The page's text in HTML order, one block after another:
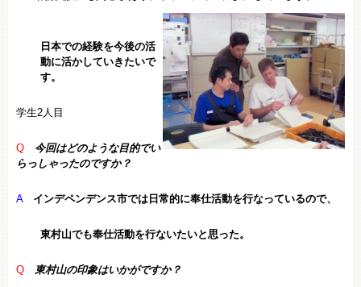
日本での経験を今後の活
動に活かしていきたいで
す。
学生2人目
Q
今回はどのような目的でい
らっしゃったのですか？
A インデペンデンス市では日常的に奉仕活動を行なっているので、
東村山でも奉仕活動を行ないたいと思った。
Q 東村山の印象はいかがですか？